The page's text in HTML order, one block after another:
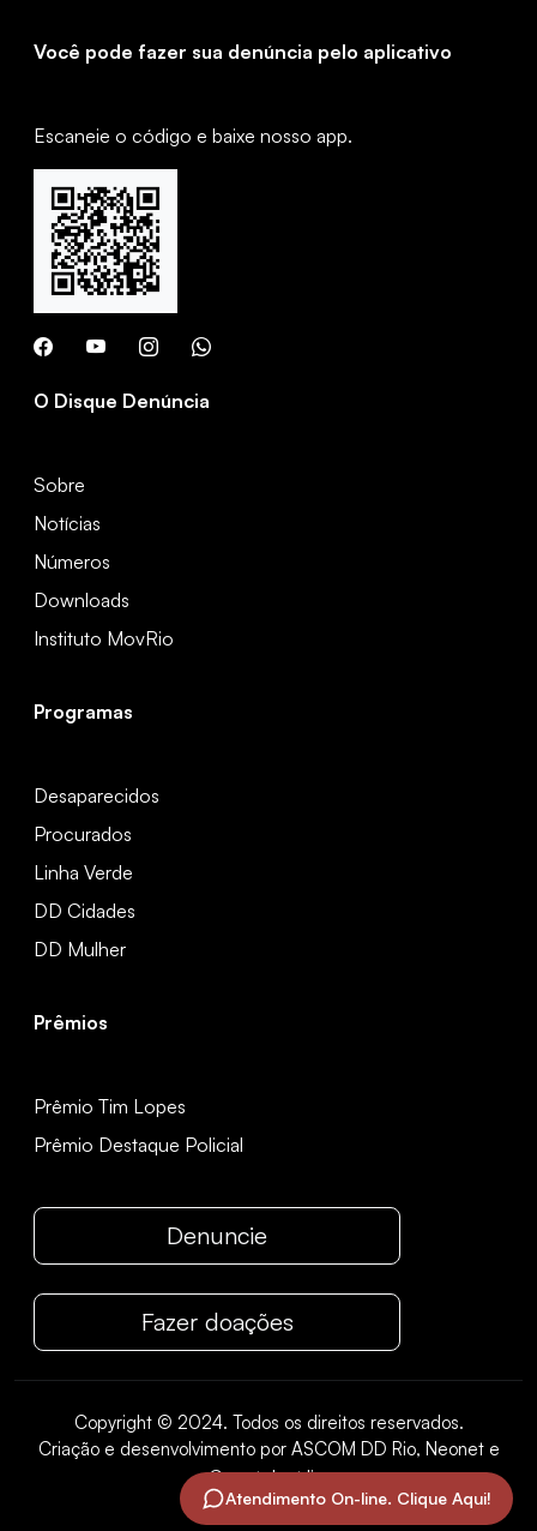
Você pode fazer sua denúncia pelo aplicativo
Escaneie o código e baixe nosso app.
O Disque Denúncia
Sobre
Notícias
Números
Downloads
Instituto MovRio
Programas
Desaparecidos
Procurados
Linha Verde
DD Cidades
DD Mulher
Prêmios
Prêmio Tim Lopes
Prêmio Destaque Policial
Denuncie
Fazer doações
Copyright © 2024. Todos os direitos reservados.
Criação e desenvolvimento por ASCOM DD Rio, Neonet e
Carretel mídia.
Atendimento On-line. Clique Aqui!